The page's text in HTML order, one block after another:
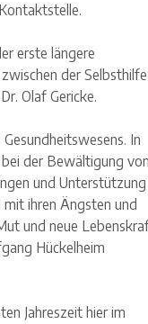
erste längere
der
Olaf Gericke.
In
der Bewältigung von
und Unterstützung
ihren Ängsten und
und neue
Hückelheim
Jahreszeit hier im